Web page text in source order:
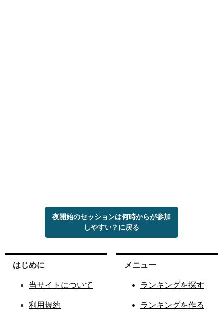
夜開始のセッションは何時からが参加
しやすい？に戻る
はじめに
当サイトについて
利用規約
メニュー
ランキングを探す
ランキングを作る